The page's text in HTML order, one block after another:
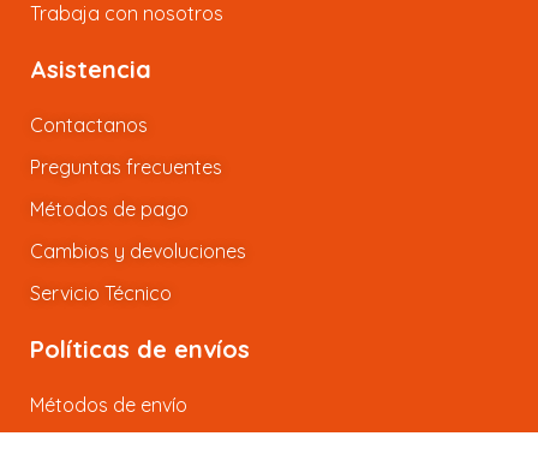
Trabaja con nosotros
Asistencia
Contactanos
Preguntas frecuentes
Métodos de pago
Cambios y devoluciones
Servicio Técnico
Políticas de envíos
Métodos de envío